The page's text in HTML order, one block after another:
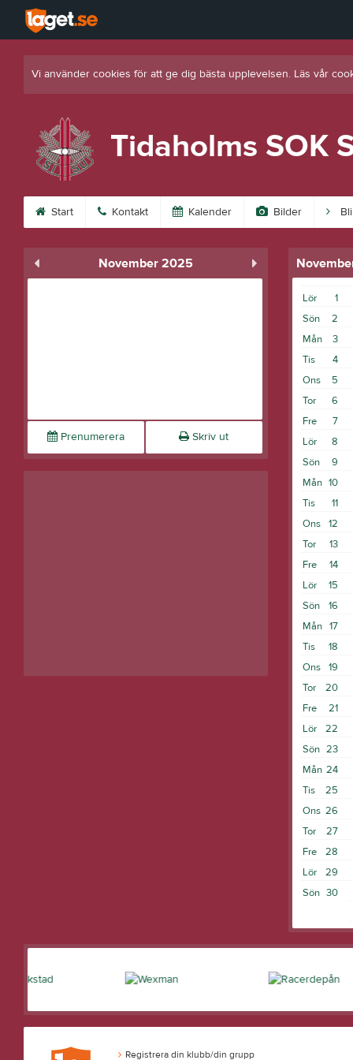
Vi använder cookies för att ge dig bästa upplevelsen. Läs vår
Tidaholms SOK
Start Kontakt Kalender Bilder
November 2025
Prenumerera Skriv ut
1
Lör
2
Sön
3
Mån
4
Tis
5
Ons
6
Tor
7
Fre
8
Lör
9
Sön
10
Mån
11
Tis
12
Ons
13
Tor
14
Fre
15
Lör
16
Sön
17
Mån
18
Tis
19
Ons
20
Tor
21
Fre
22
Lör
23
Sön
24
Mån
25
Tis
26
Ons
27
Tor
28
Fre
29
Lör
30
Sön
Registrera din klubb/din grupp